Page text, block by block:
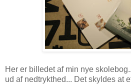
Her er billedet af min nye
ud af nedtrykthed... Det skyldes at